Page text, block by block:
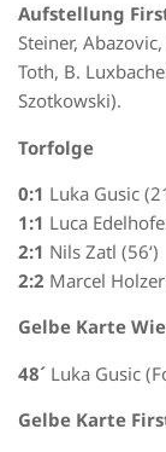
Aufstellung
Steiner,
Toth, B.
Szotkowski).
Torfolge
0:1 Luka Gusic
1:1 Luca
2:1 Nils Zatl (56‘)
2:2 Marcel Holzer
Gelbe Karte
48´ Luka Gusic
Gelbe Karte